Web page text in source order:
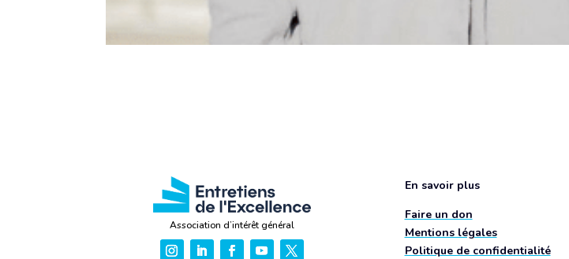
Association d’intérêt général
En savoir plus
Faire un don
Mentions légales
Politique de confidentialité